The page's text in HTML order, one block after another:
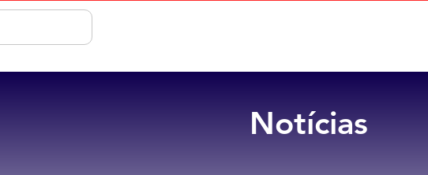
Notícias